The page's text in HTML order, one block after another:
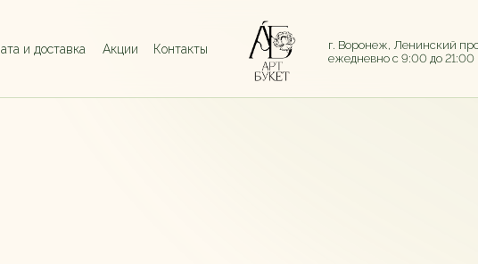
г. Воронеж, Ленинский
ежедневно с 9:00 до 21:00
и доставка Акции Контакты